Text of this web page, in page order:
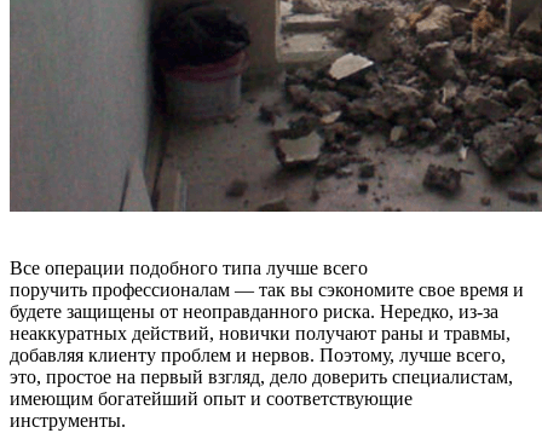
Все операции подобного типа лучше всего
поручить профессионалам — так вы сэкономите свое время и
будете защищены от неоправданного риска. Нередко, из-за
неаккуратных действий, новички получают раны и травмы,
добавляя клиенту проблем и нервов. Поэтому, лучше всего,
это, простое на первый взгляд, дело доверить специалистам,
имеющим богатейший опыт и соответствующие
инструменты.